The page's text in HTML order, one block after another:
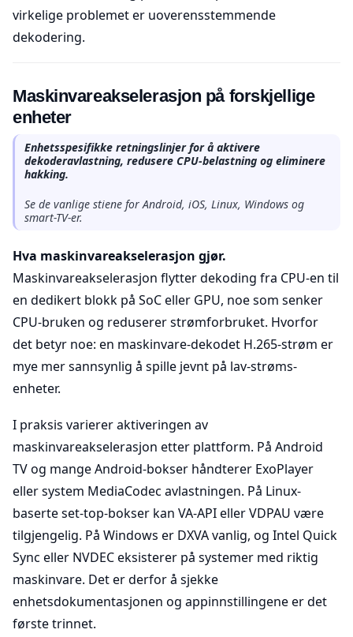
virkelige problemet er uoverensstemmende
dekodering.
Maskinvareakselerasjon på forskjellige
enheter
Enhetsspesifikke retningslinjer for å aktivere
dekoderavlastning, redusere CPU-belastning og eliminere
hakking.
Se de vanlige stiene for Android, iOS, Linux, Windows og
smart-TV-er.
Hva maskinvareakselerasjon gjør.
Maskinvareakselerasjon flytter dekoding fra CPU-en til
en dedikert blokk på SoC eller GPU, noe som senker
CPU-bruken og reduserer strømforbruket. Hvorfor
det betyr noe: en maskinvare-dekodet H.265-strøm er
mye mer sannsynlig å spille jevnt på lav-strøms-
enheter.
I praksis varierer aktiveringen av
maskinvareakselerasjon etter plattform. På Android
TV og mange Android-bokser håndterer ExoPlayer
eller system MediaCodec avlastningen. På Linux-
baserte set-top-bokser kan VA-API eller VDPAU være
tilgjengelig. På Windows er DXVA vanlig, og Intel Quick
Sync eller NVDEC eksisterer på systemer med riktig
maskinvare. Det er derfor å sjekke
enhetsdokumentasjonen og appinnstillingene er det
første trinnet.